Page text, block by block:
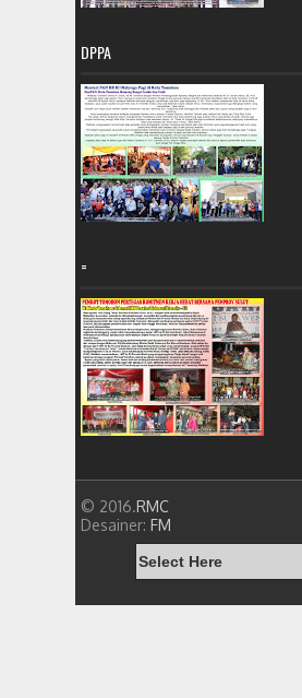
DPPA
=
© 2016.RMC
Desainer: FM